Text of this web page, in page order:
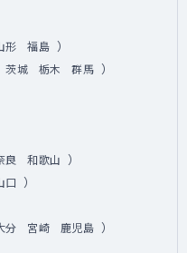
形 福島 ）
茨城 栃木 群馬 ）
良 和歌山 ）
口 ）
分 宮崎 鹿児島 ）